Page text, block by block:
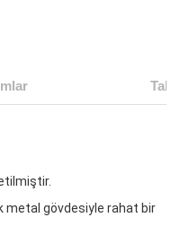
metal gövdesiyle rahat bir